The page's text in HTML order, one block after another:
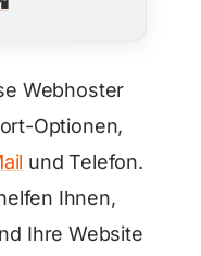
Webhoster
Optionen,
und Telefon.
Ihnen,
Ihre Website